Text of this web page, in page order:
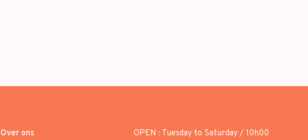
Over ons
OPEN : Tuesday to Saturday / 10h00